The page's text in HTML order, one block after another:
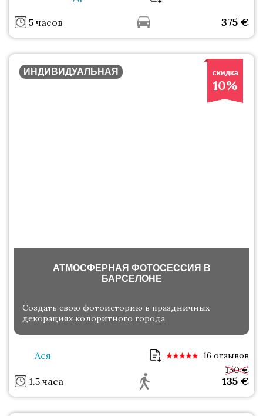
5 часов 375 €
10%
ИНДИВИДУАЛЬНАЯ
АТМОСФЕРНАЯ ФОТОСЕССИЯ В
БАРСЕЛОНЕ
Создать свою фотоисторию в праздничных
декорациях колоритного города
Ася 16 отзывов
1.5 часа 135 €
150 €